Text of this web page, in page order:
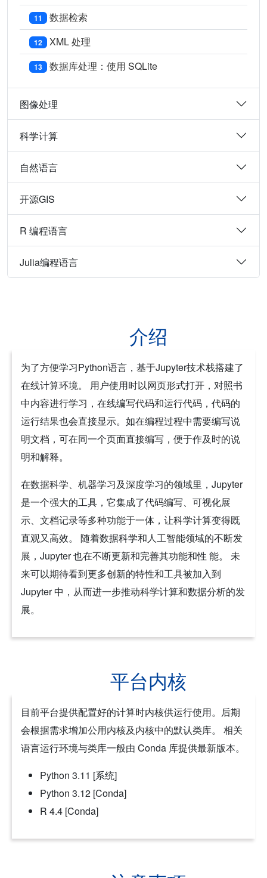
11 数据检索
12 XML 处理
13 数据库处理：使用 SQLite
图像处理
科学计算
自然语言
开源GIS
R 编程语言
Julia编程语言
介绍
为了方便学习Python语言，基于Jupyter技术栈搭建了
在线计算环境。 用户使用时以网页形式打开，对照书
中内容进行学习，在线编写代码和运行代码，代码的
运行结果也会直接显示。如在编程过程中需要编写说
明文档，可在同一个页面直接编写，便于作及时的说
明和解释。
在数据科学、机器学习及深度学习的领域里，Jupyter
是一个强大的工具，它集成了代码编写、可视化展
示、文档记录等多种功能于一体，让科学计算变得既
直观又高效。 随着数据科学和人工智能领域的不断发
展，Jupyter 也在不断更新和完善其功能和性 能。 未
来可以期待看到更多创新的特性和工具被加入到
Jupyter 中，从而进一步推动科学计算和数据分析的发
展。
平台内核
目前平台提供配置好的计算时内核供运行使用。后期
会根据需求增加公用内核及内核中的默认类库。 相关
语言运行环境与类库一般由 Conda 库提供最新版本。
Python 3.11 [系统]
Python 3.12 [Conda]
R 4.4 [Conda]